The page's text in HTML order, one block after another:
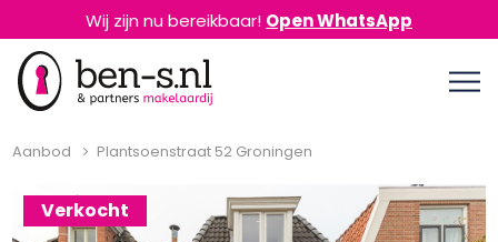
Wij zijn nu bereikbaar! Open WhatsApp
Aanbod Plantsoenstraat 52 Groningen
Verkocht